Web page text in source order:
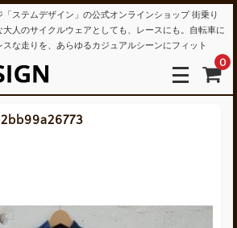
ステムデザイン」の公式オンラインショップ 街乗り
人のサイクルウェアとしても、レースにも。自転車に
な走りを、あらゆるカジュアルシーンにフィット
0